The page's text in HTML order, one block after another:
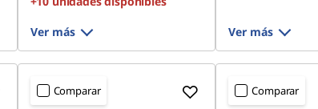
Ver más
Ver más
Comparar Comparar